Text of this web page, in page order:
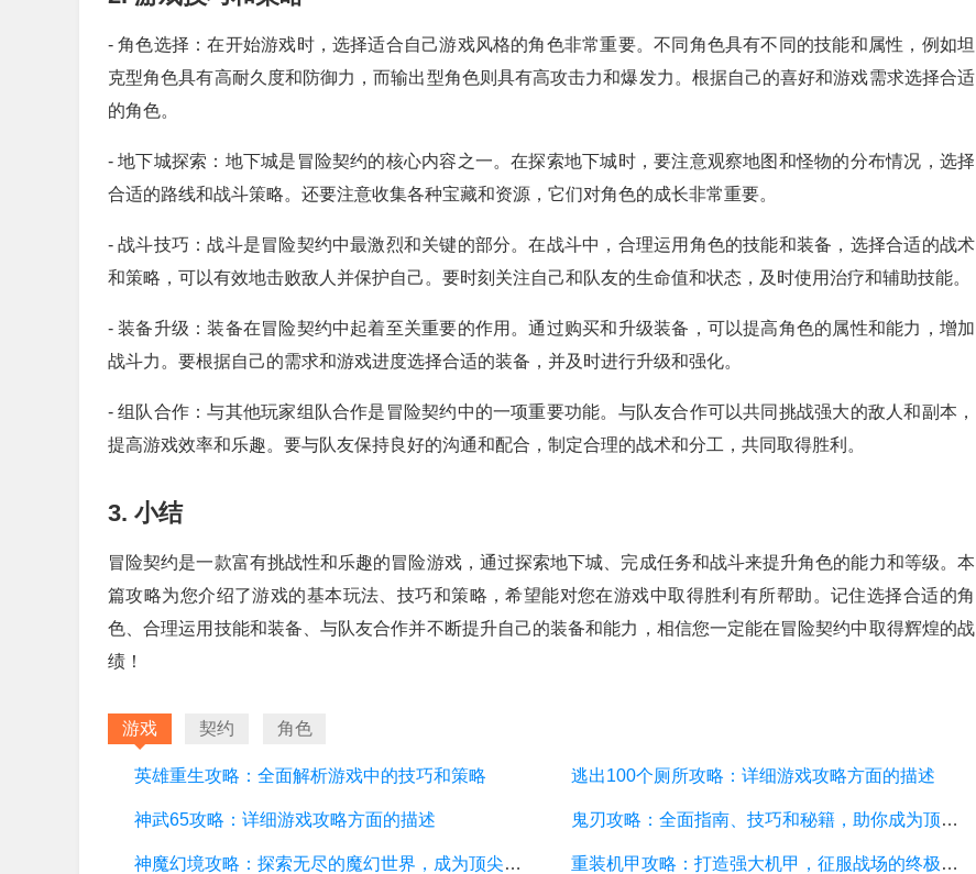
- 角色选择：在开始游戏时，选择适合自己游戏风格的角色非常重要。不同角色具有不同的技能和属性，例如坦
克型角色具有高耐久度和防御力，而输出型角色则具有高攻击力和爆发力。根据自己的喜好和游戏需求选择合适
的角色。
- 地下城探索：地下城是冒险契约的核心内容之一。在探索地下城时，要注意观察地图和怪物的分布情况，选择
合适的路线和战斗策略。还要注意收集各种宝藏和资源，它们对角色的成长非常重要。
- 战斗技巧：战斗是冒险契约中最激烈和关键的部分。在战斗中，合理运用角色的技能和装备，选择合适的战术
和策略，可以有效地击败敌人并保护自己。要时刻关注自己和队友的生命值和状态，及时使用治疗和辅助技能。
- 装备升级：装备在冒险契约中起着至关重要的作用。通过购买和升级装备，可以提高角色的属性和能力，增加
战斗力。要根据自己的需求和游戏进度选择合适的装备，并及时进行升级和强化。
- 组队合作：与其他玩家组队合作是冒险契约中的一项重要功能。与队友合作可以共同挑战强大的敌人和副本，
提高游戏效率和乐趣。要与队友保持良好的沟通和配合，制定合理的战术和分工，共同取得胜利。
3. 小结
冒险契约是一款富有挑战性和乐趣的冒险游戏，通过探索地下城、完成任务和战斗来提升角色的能力和等级。本
篇攻略为您介绍了游戏的基本玩法、技巧和策略，希望能对您在游戏中取得胜利有所帮助。记住选择合适的角
色、合理运用技能和装备、与队友合作并不断提升自己的装备和能力，相信您一定能在冒险契约中取得辉煌的战
绩！
游戏 契约 角色
英雄重生攻略：全面解析游戏中的技巧和策略 逃出100个厕所攻略：详细游戏攻略方面的描述
神武65攻略：详细游戏攻略方面的描述 鬼刃攻略：全面指南、技巧和秘籍，助你成为顶尖玩家
神魔幻境攻略：探索无尽的魔幻世界，成为顶尖玩家 重装机甲攻略：打造强大机甲，征服战场的终极指南